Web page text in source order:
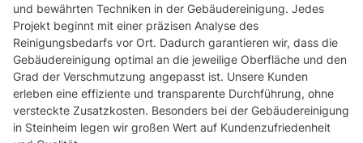
und bewährten Techniken in der Gebäudereinigung. Jedes
Projekt beginnt mit einer präzisen Analyse des
Reinigungsbedarfs vor Ort. Dadurch garantieren wir, dass die
Gebäudereinigung optimal an die jeweilige Oberfläche und den
Grad der Verschmutzung angepasst ist. Unsere Kunden
erleben eine effiziente und transparente Durchführung, ohne
versteckte Zusatzkosten. Besonders bei der Gebäudereinigung
in Steinheim legen wir großen Wert auf Kundenzufriedenheit